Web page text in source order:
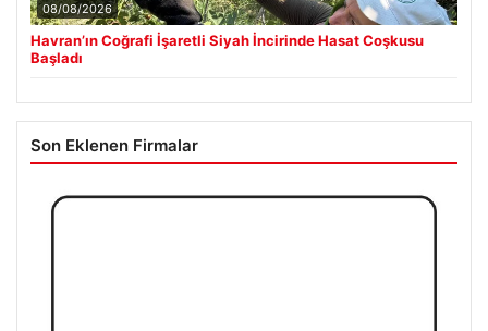
08/08/2026
Havran’ın Coğrafi İşaretli Siyah İncirinde Hasat Coşkusu
Başladı
Son Eklenen Firmalar